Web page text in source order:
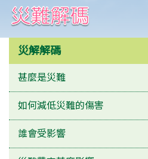
災難解碼
災解解碼
甚麼是災難
如何減低災難的傷害
誰會受影響